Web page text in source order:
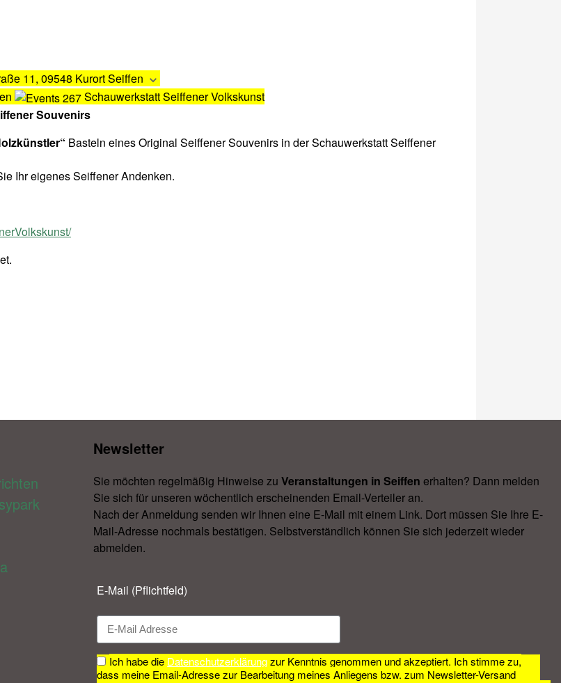
11, 09548 Kurort Seiffen
Schauwerkstatt Seiffener Volkskunst
Souvenirs
Basteln eines Original Seiffener Souvenirs in der Schauwerkstatt Seiffener
Ihr eigenes Seiffener Andenken.
Newsletter​
Sie möchten regelmäßig Hinweise zu Veranstal­tungen in Seiffen erhalten? Dann melden
Sie sich für unseren wöchentlich erscheinenden Email-Verteiler an.
Nach der Anmeldung senden wir Ihnen eine E-Mail mit einem Link. Dort müssen Sie Ihre E-
Mail-Adresse nochmals bestätigen. Selbstverständlich können Sie sich jederzeit wieder
abmelden.​
E-Mail (Pflichtfeld)
Ich habe die Datenschutzerklärungzur Kenntnis genommen und akzeptiert. Ich stimme zu,
dass meine Email-Adresse zur Bearbeitung meines Anliegens bzw. zum Newsletter-Versand